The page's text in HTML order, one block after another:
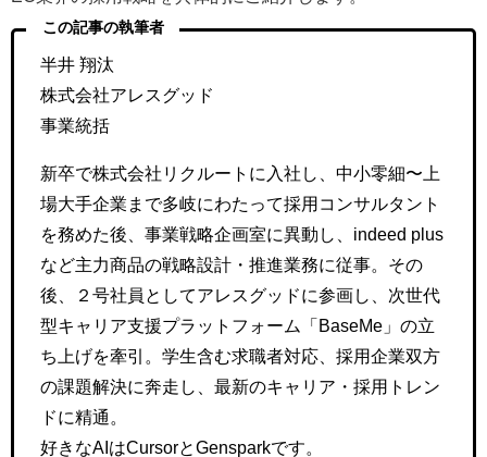
この記事の執筆者
半井 翔汰
株式会社アレスグッド
事業統括
新卒で株式会社リクルートに入社し、中小零細〜上
場大手企業まで多岐にわたって採用コンサルタント
を務めた後、事業戦略企画室に異動し、indeed plus
など主力商品の戦略設計・推進業務に従事。その
後、２号社員としてアレスグッドに参画し、次世代
型キャリア支援プラットフォーム「BaseMe」の立
ち上げを牽引。学生含む求職者対応、採用企業双方
の課題解決に奔走し、最新のキャリア・採用トレン
ドに精通。
好きなAIはCursorとGensparkです。